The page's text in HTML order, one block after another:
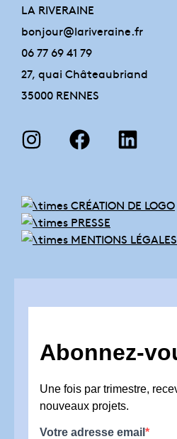
LA RIVERAINE
bonjour@lariveraine.fr
06 77 69 41 79
27, quai Châteaubriand
35000 RENNES
CRÉATION DE LOGO
PRESSE
MENTIONS LÉGALES